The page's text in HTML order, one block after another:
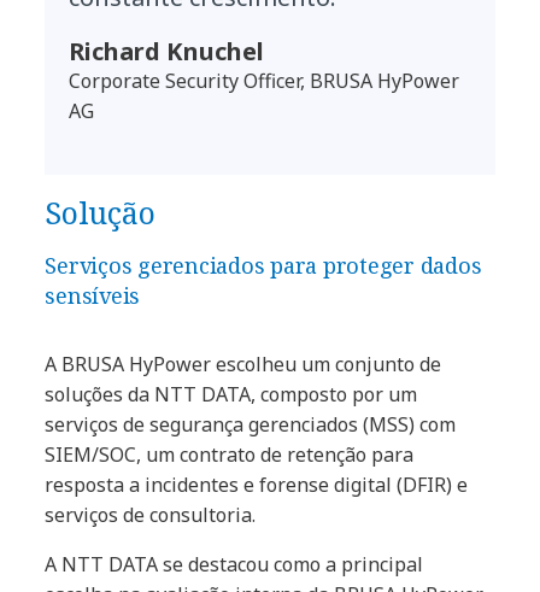
Richard Knuchel
Corporate Security Officer, BRUSA HyPower
AG
Solução
Serviços gerenciados para proteger dados
sensíveis
A BRUSA HyPower escolheu um conjunto de
soluções da NTT DATA, composto por um
serviços de segurança gerenciados (MSS) com
SIEM/SOC, um contrato de retenção para
resposta a incidentes e forense digital (DFIR) e
serviços de consultoria.
A NTT DATA se destacou como a principal